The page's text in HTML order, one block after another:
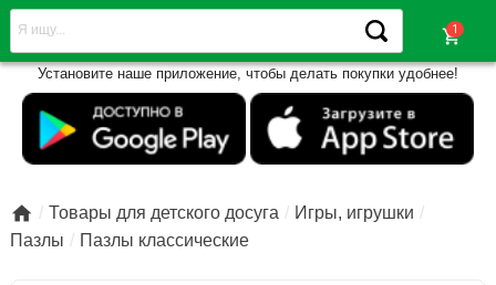
shopping_cart
Установите наше приложение, чтобы делать покупки удобнее!
 Товары для детского досуга
Игры, игрушки
Пазлы
Пазлы классические